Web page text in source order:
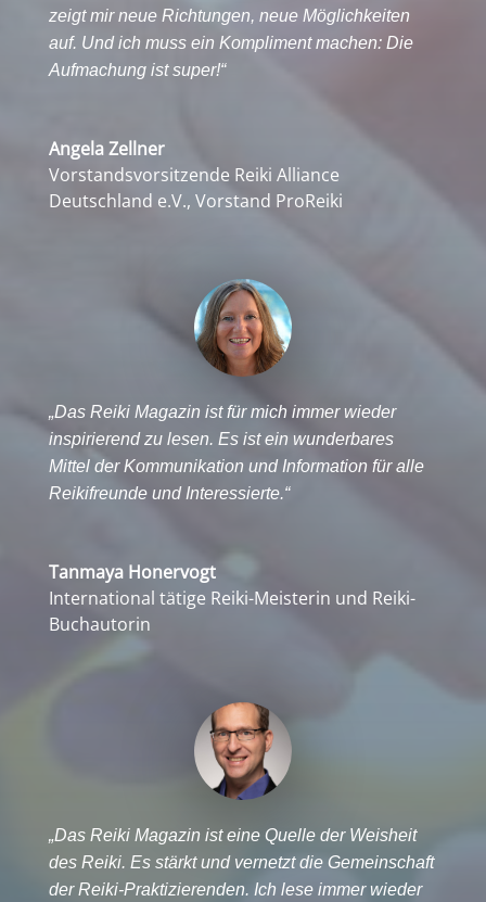
zeigt mir neue Richtungen, neue Möglichkeiten
auf. Und ich muss ein Kompliment machen: Die
Aufmachung ist super!“
Angela Zellner
Vorstandsvorsitzende Reiki Alliance
Deutschland e.V., Vorstand ProReiki
„Das Reiki Magazin ist für mich immer wieder
inspirierend zu lesen. Es ist ein wunderbares
Mittel der Kommunikation und Information für alle
Reikifreunde und Interessierte.“
Tanmaya Honervogt
International tätige Reiki-Meisterin und Reiki-
Buchautorin
„Das Reiki Magazin ist eine Quelle der Weisheit
des Reiki. Es stärkt und vernetzt die Gemeinschaft
der Reiki-Praktizierenden. Ich lese immer wieder